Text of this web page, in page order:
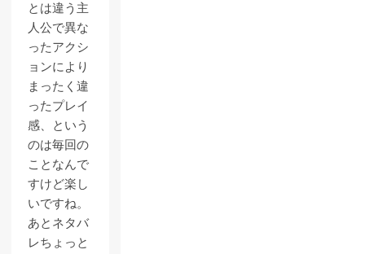
とは違う主
人公で異な
ったアクシ
ョンにより
まったく違
ったプレイ
感、という
のは毎回の
ことなんで
すけど楽し
いですね。
あとネタバ
レちょっと